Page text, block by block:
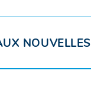
NOUVELLES